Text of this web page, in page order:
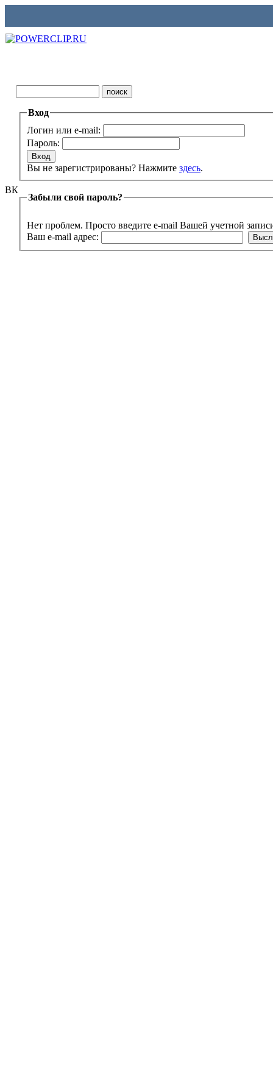
ВК
Вход
Логин или e-mail:
Пароль:
Вы не зарегистрированы? Нажмите здесь.
Забыли свой пароль?
Нет проблем. Просто введите e-mail Вашей учетной
Ваш e-mail адрес: